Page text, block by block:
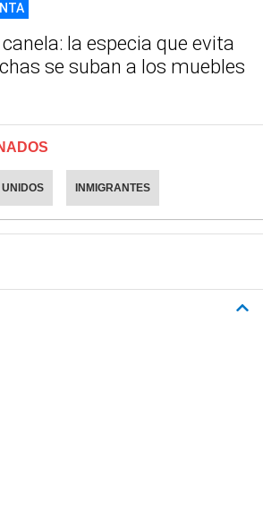
la especia que evita
se suban a los muebles
UNIDOS INMIGRANTES